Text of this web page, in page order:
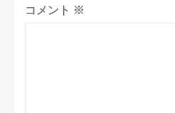
コメント ※